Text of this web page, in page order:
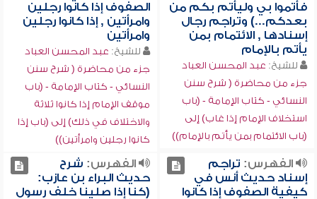
فأتموا بي وليأتم بكم من
بعدكم...) وتراجم رجال
إسنادها , الائتمام بمن
يأتم بالإمام
للشيخ: عبد المحسن العباد
جزء من محاضرة ( شرح سنن
النسائي - كتاب الإمامة - (باب
استخلاف الإمام إذا غاب) إلى
(باب الائتمام بمن يأتم بالإمام))
الصفوف إذا كانوا رجلين
وامرأتين , إذا كانوا رجلين
وامرأتين
للشيخ: عبد المحسن العباد
جزء من محاضرة ( شرح سنن
النسائي - كتاب الإمامة - (باب
موقف الإمام إذا كانوا ثلاثة
والاختلاف في ذلك) إلى (باب إذا
كانوا رجلين وامرأتين))
الفهرس: تراجم
إسناد حديث أنس في
كيفية الصفوف إذا كانوا
الفهرس: شرح
حديث البراء بن عازب:
(كنا إذا صلينا خلف رسول